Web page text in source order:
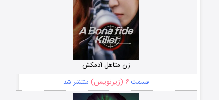
زن متاهل آدمکش
قسمت ۶ (زیرنویس) منتشر شد